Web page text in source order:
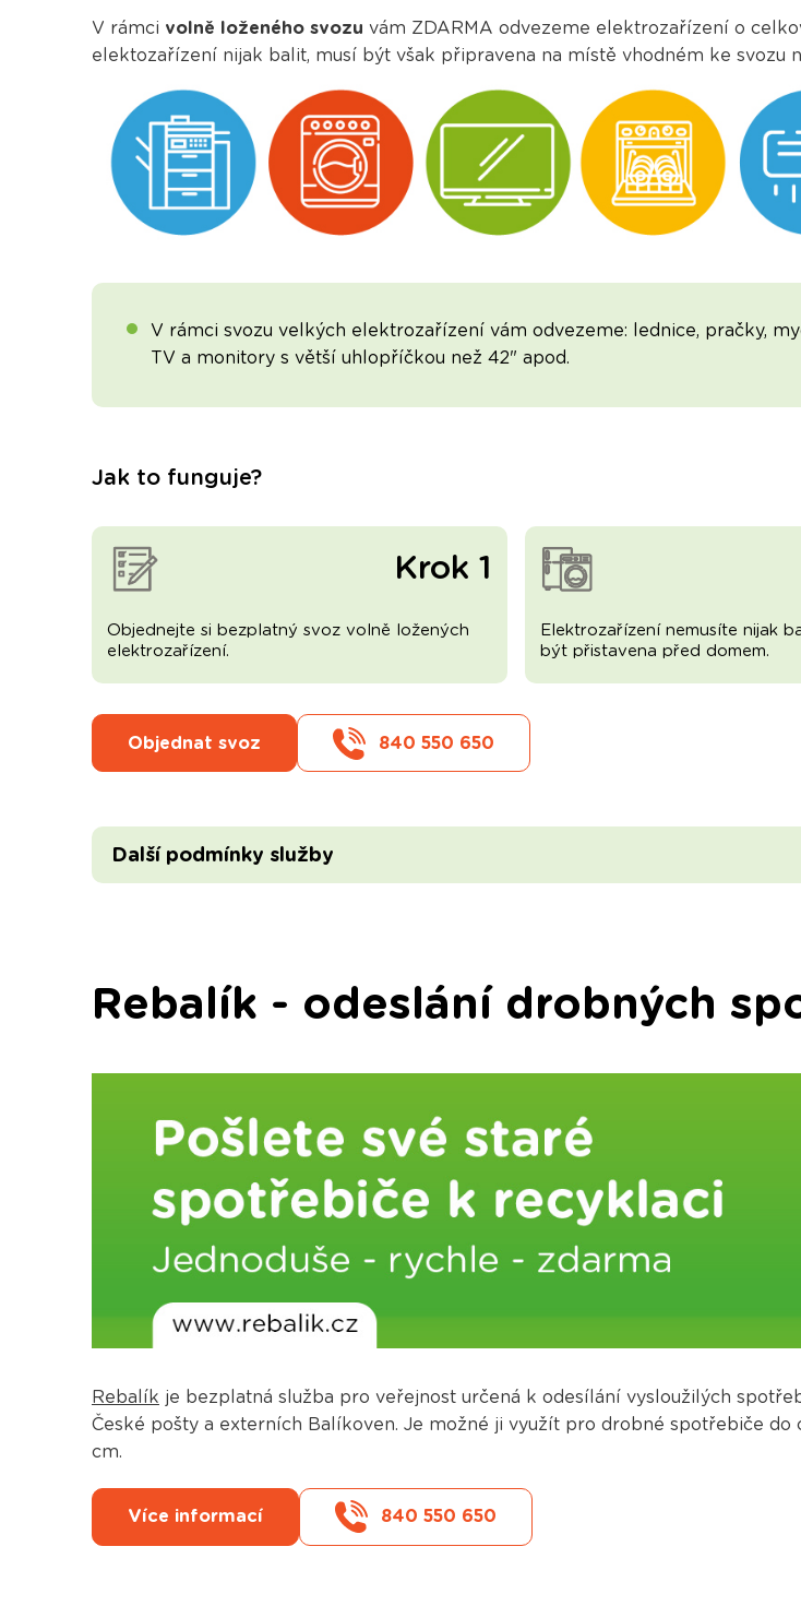
V rámci volně loženého svozu vám ZDARMA odvezeme elektrozařízení o
elektozařízení nijak balit, musí být však připravena na místě vhodném ke svozu
V rámci svozu velkých elektrozařízení vám odvezeme: lednice, pračky,
TV a monitory s větší uhlopříčkou než 42" apod.
Jak to funguje?
Krok 1
Objednejte si bezplatný svoz volně ložených
elektrozařízení.
Elektrozařízení nemusíte nijak
být přistavena před domem.
Objednat svoz 840 550 650
Další podmínky služby
Rebalík - odeslání drobných
Rebalík je bezplatná služba pro veřejnost určená k odesílání vysloužilých
České pošty a externích Balíkoven. Je možné ji využít pro drobné spotřebiče
cm.
Více informací 840 550 650